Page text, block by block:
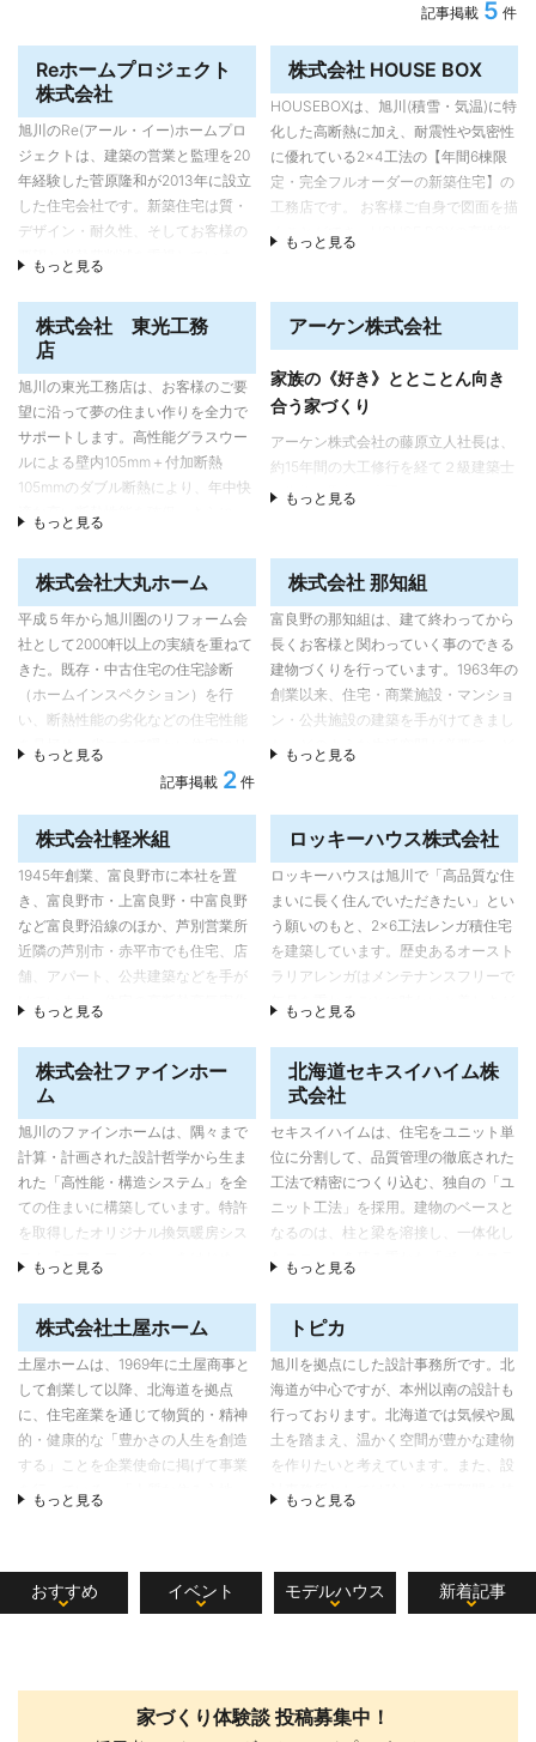
移住者や、2拠点居住者のセカンドハウスなども提案しています。
加したこと。小岩組も移住希望者の住まいづくりをサポートし、注文住宅会
社として施工実績を高めてきた。移住者の住まいづくりや地域との関わり、
補助金の活用策などもサポート。東川町の移住者にとって頼れる相談相手で
もある。首都圏など本州の移住希望者とは、電話やメールだけでなく、小岩
社長が自ら東京などに打ち合わせに出向くこともあり、移住を目指す顧客の
要望や不安にきめ細かく対応している。
高断熱・高気密住宅を自社大工で施工
として大工を雇用し、自社施工で家づくりを行うことで、住宅性能の向上に
取り組んでいる。
記事掲載 5 件
Reホームプロジェクト
株式会社
旭川のRe(アール・イー)ホームプロ
ジェクトは、建築の営業と監理を20
年経験した菅原隆和が2013年に設立
した住宅会社です。新築住宅は質・
デザイン・耐久性、そしてお客様の
態を診断し、基礎・柱・梁など使え
る部位は再利用しながら、断熱・気
密・耐震性能などを向上させ、間取
りやデザインなども改修し、快適な
暮らしを実現する住まいに再生させ
ます。
もっと見る
株式会社 HOUSE BOX
HOUSEBOXは、旭川(積雪・気温)に特
化した高断熱に加え、耐震性や気密性
に優れている2×4工法の【年間6棟限
定・完全フルオーダーの新築住宅】の
工務店です。 お客様ご自身で図面を描
想のお家を作り上げていきます。
もっと見る
株式会社 東光工務
店
旭川の東光工務店は、お客様のご要
望に沿って夢の住まい作りを全力で
サポートします。高性能グラスウー
ルによる壁内105mm＋付加断熱
105mmのダブル断熱により、年中快
使い、暖房エネルギーを大幅に削減
したQ1.0－X住宅も手がけています。
お引渡し前の全棟気密測定の実施
や、構造や雨漏りにかかる部分の10
年間保証、住宅保険への加入など、
暮らしの安心を守る取り組みもして
います。
もっと見る
アーケン株式会社
家族の《好き》ととことん向き
合う家づくり
アーケン株式会社の藤原立人社長は、
約15年間の大工修行を経て２級建築士
の資格を取得、大手ハウスメーカーで
現させようと2014年５月に北海道東川
町でアーケン株式会社を設立。
大工、設計者の目線・経験も踏まえた
高性能・高品質な家づくりをベース
に、料理やDIY、薪ストーブ、音楽、
店舗併用、移住、車、アウトドア、ペ
ット、水槽などの趣味、ライフスタイ
ーが望むデザイン、インテリアも含め
ライフスタイルから見た建築
設計力の面では藤原社長をはじめ設
計・プランニングを担当する太田貴洋
氏、社外の建築家との連携も行いなが
ら「建築」から見た「ライフスタイ
見た「建築」。さらに言えば「食」か
ら見た「建築」といった、別の視点か
ら見た取り組み方を重視。食の専門家
と連携したオーダーキッチンの制作
や、飲食店のプロデュース・宣伝のサ
ポート、東川町をはじめ、旭川圏への
移住希望者に向けたさまざまなサポー
ト、しらかばプロジェクトなどの地域
活動にも積極的に参加している。住宅
顔の見える施工を重視
施工面では、元大工の藤原社長が、ハ
ウスメーカーの施工現場では作業の効
率化重視で、大工が建て主と一度も会
うことなく家を建てることが多かった
ことを踏まえ、アーケンでは「顔の見
会を開催。大工・職人は、建て主のマ
イホームに対する思い、職人としての
主の側も現場見学がしやすくなった
り、施工現場で気づいた要望（棚やコ
もっと見る
株式会社大丸ホーム
平成５年から旭川圏のリフォーム会
社として2000軒以上の実績を重ねて
きた。既存・中古住宅の住宅診断
（ホームインスペクション）を行
い、断熱性能の劣化などの住宅性能
フォーム・リノベーションする提案
を行っている。雪庇を安全・簡単に
切断する「スノーカットマン」も大
丸ホームの特許。
現在は新築事業も強化。高気密高断
熱住宅「ＦＰの家」の家づくりを行
っている。平成28年10月に代表取締
役社長が２代目の田中裕輔氏に継承
され、住宅性能の追求とともに、施
主のライフスタイルを踏まえた提案
もっと見る
記事掲載 2 件
株式会社 那知組
富良野の那知組は、建て終わってから
長くお客様と関わっていく事のできる
建物づくりを行っています。1963年の
創業以来、住宅・商業施設・マンショ
ン・公共施設の建築を手がけてきまし
要望にあった工法、建方をしていま
す。空気が美味しい富良野の美しい自
然の中で、健康と幸せを毎日実感でき
る家をご提案いたします。
もっと見る
株式会社軽米組
1945年創業、富良野市に本社を置
き、富良野市・上富良野・中富良野
など富良野沿線のほか、芦別営業所
近隣の芦別市・赤平市でも住宅、店
舗、アパート、公共建築などを手が
し、さらに地中熱ヒートポンプ暖房
やエコキュート給湯、太陽光発電な
ども併用、光熱費実質０のZEH（ネ
ット・ゼロ・エネルギーハウス）に
も取り組み、実測値を元に検証も行
っています。
もっと見る
ロッキーハウス株式会社
ロッキーハウスは旭川で「高品質な住
まいに長く住んでいただきたい」とい
う願いのもと、2×6工法レンガ積住宅
を建築しています。歴史あるオースト
ラリアレンガはメンテナンスフリーで
個ずつ積み上げます。 一級電磁波測定
士による健康面も考慮した快適な住宅
のご提案は旭川初の試みです。 これか
らも、3世帯以上にわたって暮らせる
住宅をご提案いたします。
もっと見る
株式会社ファインホー
ム
旭川のファインホームは、隅々まで
計算・計画された設計哲学から生ま
れた「高性能・構造システム」を全
ての住まいに構築しています。特許
を取得したオリジナル換気暖房シス
高性能住宅を提供いたします。オー
ナー様の夢の実現のためにデザイン
も重視し、造作を多く取り入れ、希
望には柔軟に対応いたします。オー
ナー様のペースで、質の高い家を作
り上げます。
もっと見る
北海道セキスイハイム株
式会社
セキスイハイムは、住宅をユニット単
位に分割して、品質管理の徹底された
工法で精密につくり込む、独自の「ユ
ニット工法」を採用。建物のベースと
なるのは、柱と梁を溶接し、一体化し
れる建築技術を応用し、強度とプラン
の自由度の高さを実現する。
北海道セキスイハイム株式会社は、札
幌・旭川・帯広・室蘭・函館・釧路な
どに支店があり、全国ハウスメーカー
の中でも、積雪寒冷地北海道に適した
断熱・気密性能の向上などに熱心に取
り組んできた。2022年、札幌市内で
る。
もっと見る
株式会社土屋ホーム
土屋ホームは、1969年に土屋商事と
して創業して以降、北海道を拠点
に、住宅産業を通じて物質的・精神
的・健康的な「豊かさの人生を創造
する」ことを企業使命に掲げて事業
木造軸組構造を進化させ、構造躯体
を断熱材で外側から包み込み、柱や
「BES-T 構法」を採用している。ま
た、軸組構造と壁構造の接合部分に
もっと見る
トピカ
旭川を拠点にした設計事務所です。北
海道が中心ですが、本州以南の設計も
行っております。北海道では気候や風
土を踏まえ、温かく空間が豊かな建物
を作りたいと考えています。また、設
家具会社などと綿密な打ち合わせを行
い完成度の高い建物を造りたいと取り
もっと見る
おすすめ イベント モデルハウス 新着記事
家づくり体験談 投稿募集中！